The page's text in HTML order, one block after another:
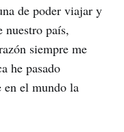
de poder viajar y
nuestro país,
siempre me
he pasado
en el mundo la